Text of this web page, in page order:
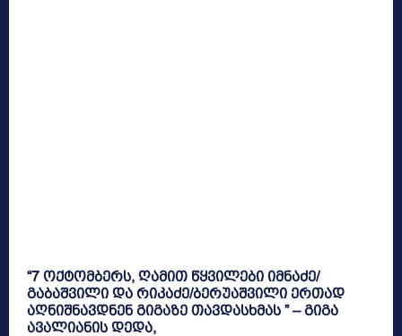
“7 ოქტომბერს, ღამით წყვილები იმნაძე/
გაბაშვილი და რიკაძე/ბერუაშვილი ერთად
აღნიშნავდნენ გიგაზე თავდასხმას ” – გიგა
ავალიანის დედა,